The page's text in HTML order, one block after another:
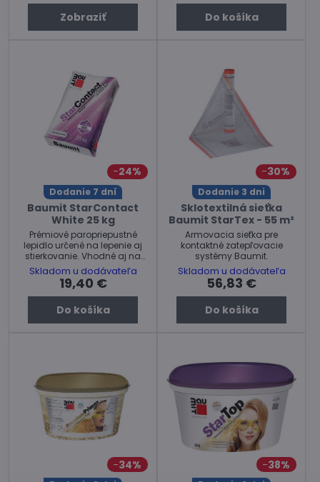
Zobraziť Do košíka
24%
Dodanie 7 dní
Baumit StarContact
White 25 kg
Prémiové paropriepustné
lepidlo určené na lepenie aj
stierkovanie. Vhodné aj na
XPS a grafitový EPS.
Skladom u dodávateľa
19,40 €
Do košíka
30%
Dodanie 3 dni
Sklotextilná sieťka
Baumit StarTex - 55 m²
Armovacia sieťka pre
kontaktné zatepľovacie
systémy Baumit.
Skladom u dodávateľa
56,83 €
Do košíka
34% 38%